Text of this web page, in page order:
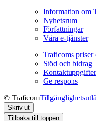
Information om
Nyhetsrum
Författningar
Våra e-tjänster
Traficoms priser
Stöd och bidrag
Kontaktuppgifter
Ge respons
© Traficom
Skriv ut
Tillbaka till toppen